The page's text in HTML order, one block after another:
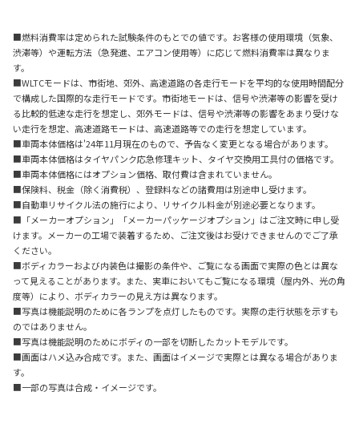
■燃料消費率は定められた試験条件のもとでの値です。お客様の使用環境（気象、
渋滞等）や運転方法（急発進、エアコン使用等）に応じて燃料消費率は異なりま
す。
■WLTCモードは、市街地、郊外、高速道路の各走行モードを平均的な使用時間配分
で構成した国際的な走行モードです。市街地モードは、信号や渋滞等の影響を受け
る比較的低速な走行を想定し、郊外モードは、信号や渋滞等の影響をあまり受けな
い走行を想定、高速道路モードは、高速道路等での走行を想定しています。
■車両本体価格は'24年11月現在のもので、予告なく変更となる場合があります。
■車両本体価格はタイヤパンク応急修理キット、タイヤ交換用工具付の価格です。
■車両本体価格にはオプション価格、取付費は含まれていません。
■保険料、税金（除く消費税）、登録料などの諸費用は別途申し受けます。
■自動車リサイクル法の施行により、リサイクル料金が別途必要となります。
■「メーカーオプション」「メーカーパッケージオプション」はご注文時に申し受
けます。メーカーの工場で装着するため、ご注文後はお受けできませんのでご了承
ください。
■ボディカラーおよび内装色は撮影の条件や、ご覧になる画面で実際の色とは異な
って見えることがあります。また、実車においてもご覧になる環境（屋内外、光の角
度等）により、ボディカラーの見え方は異なります。
■写真は機能説明のために各ランプを点灯したものです。実際の走行状態を示すも
のではありません。
■写真は機能説明のためにボディの一部を切断したカットモデルです。
■画面はハメ込み合成です。また、画面はイメージで実際とは異なる場合がありま
す。
■一部の写真は合成・イメージです。